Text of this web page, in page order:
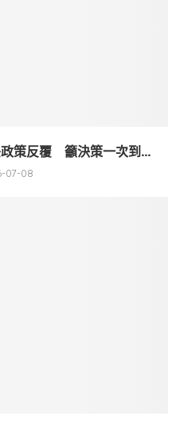
策反覆 籲決策一次到...
07-08